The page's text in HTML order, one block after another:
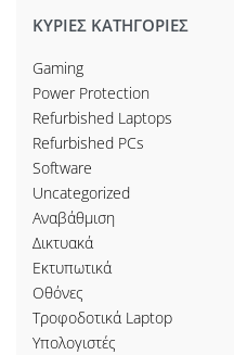
ΚΥΡΙΕΣ ΚΑΤΗΓΟΡΙΕΣ
Gaming
Power Protection
Refurbished Laptops
Refurbished PCs
Software
Uncategorized
Αναβάθμιση
Δικτυακά
Εκτυπωτικά
Οθόνες
Τροφοδοτικά Laptop
Υπολογιστές